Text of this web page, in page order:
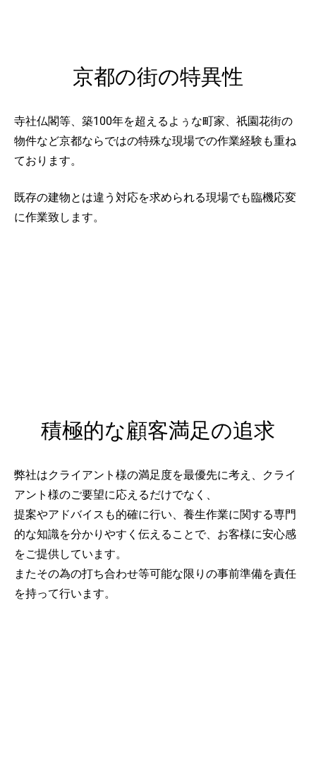
京都の街の特異性
寺社仏閣等、築100年を超えるよぅな町家、祇園花街の
物件など京都ならではの特殊な現場での作業経験も重ね
ております。
既存の建物とは違う対応を求められる現場でも臨機応変
に作業致します。
積極的な顧客満足の追求
弊社はクライアント様の満足度を最優先に考え、クライ
アント様のご要望に応えるだけでなく、
提案やアドバイスも的確に行い、養生作業に関する専門
的な知識を分かりやすく伝えることで、お客様に安心感
をご提供しています。
またその為の打ち合わせ等可能な限りの事前準備を責任
を持って行います。